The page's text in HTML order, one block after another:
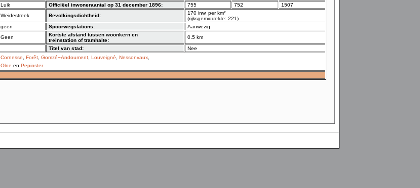
Luik Officiëel inwoneraantal op 31 december 1896: 755 752
1507
Weidestreek Bevolkingsdichtheid:
170 inw. per km²
(rijksgemiddelde: 221)
geen Spoorwegstations:
Aanwezig
Geen
Kortste afstand tussen woonkern en
treinstation of tramhalte:
0.5 km
Titel van stad: Nee
Cornesse Forêt Gomzé−Andoument Louveigné Nessonvaux
Olne en Pepinster